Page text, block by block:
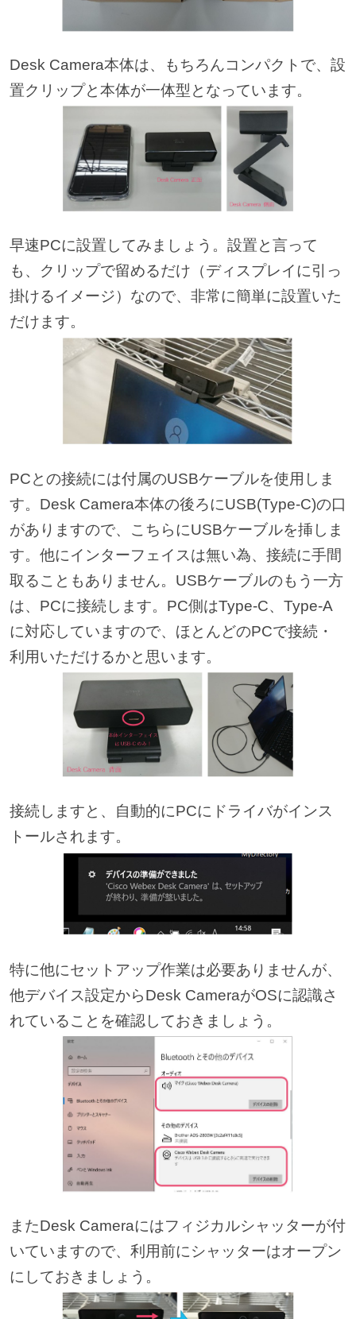
Desk Camera本体は、もちろんコンパクトで、設
置クリップと本体が一体型となっています。
早速PCに設置してみましょう。設置と言って
も、クリップで留めるだけ（ディスプレイに引っ
掛けるイメージ）なので、非常に簡単に設置いた
だけます。
PCとの接続には付属のUSBケーブルを使用しま
す。Desk Camera本体の後ろにUSB(Type-C)の口
がありますので、こちらにUSBケーブルを挿しま
す。他にインターフェイスは無い為、接続に手間
取ることもありません。USBケーブルのもう一方
は、PCに接続します。PC側はType-C、Type-A
に対応していますので、ほとんどのPCで接続・
利用いただけるかと思います。
接続しますと、自動的にPCにドライバがインス
トールされます。
特に他にセットアップ作業は必要ありませんが、
他デバイス設定からDesk CameraがOSに認識さ
れていることを確認しておきましょう。
またDesk Cameraにはフィジカルシャッターが付
いていますので、利用前にシャッターはオープン
にしておきましょう。